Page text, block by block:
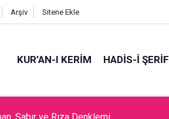
Arşiv Sitene Ekle
KUR’AN-I KERİM HADİS-İ ŞERİF